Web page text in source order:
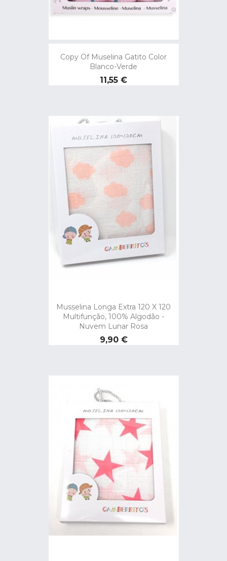
Copy Of Muselina Gatito Color
Blanco-Verde
Preço
11,55 €
Musselina Longa Extra 120 X 120
Multifunção, 100% Algodão -
Nuvem Lunar Rosa
Preço
9,90 €